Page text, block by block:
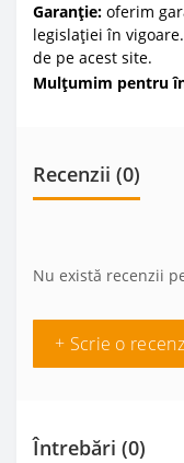
Garanție: oferim
legislației în
de pe acest site.
Mulțumim pentru
Recenzii (0)
Nu există recenzii
+ Scrie o
Întrebări (0)